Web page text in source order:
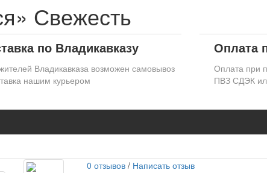
Свежесть
по Владикавказу
Владикавказа возможен самовывоз
нашим курьером
Оплата
Оплата при
ПВЗ СДЭК
0 отзывов / Написать отзыв